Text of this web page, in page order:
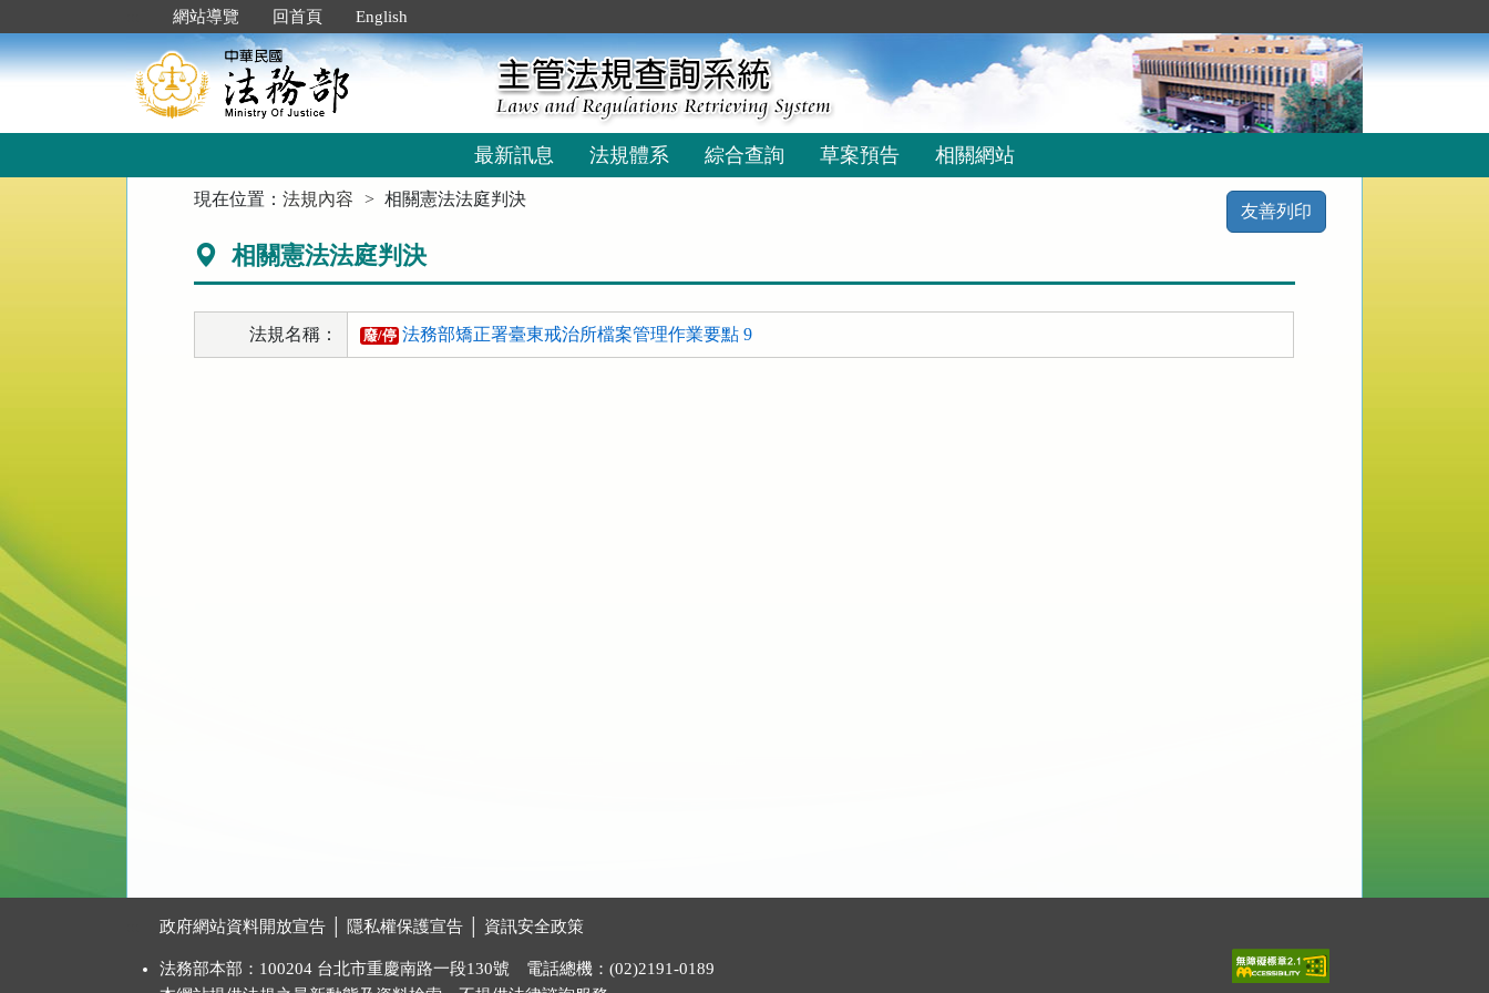
到
主
要
網站導覽 回首頁 English
最新訊息 法規體系 綜合查詢 草案預告 相關網站
現在位置：法規內容 相關憲法法庭判決
友善列印
相關憲法法庭判決
法規名稱： 廢/停 法務部矯正署臺東戒治所檔案管理作業要點 9
政府網站資料開放宣告 隱私權保護宣告 資訊安全政策
法務部本部：100204 台北市重慶南路一段130號 電話總機：(02)2191-0189